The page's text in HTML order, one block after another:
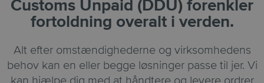
Customs Unpaid (DDU) forenkler
fortoldning overalt i verden.
Alt efter omstændighederne og virksomhedens
behov kan en eller begge løsninger passe til jer. Vi